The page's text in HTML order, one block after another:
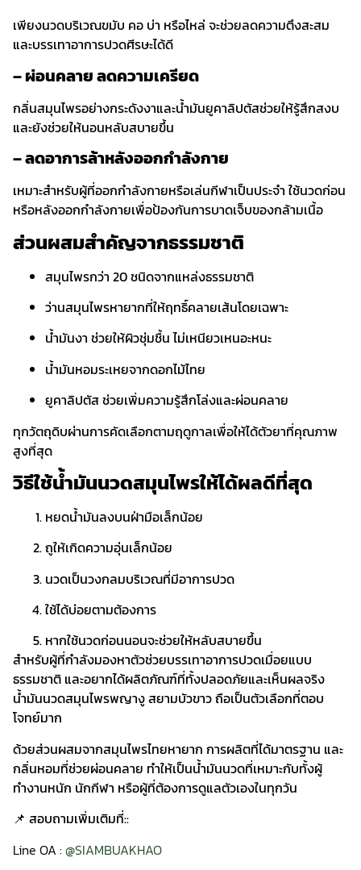
เพียงนวดบริเวณขมับ คอ บ่า หรือไหล่ จะช่วยลดความตึงสะสม
และบรรเทาอาการปวดศีรษะได้ดี
– ผ่อนคลาย ลดความเครียด
กลิ่นสมุนไพรอย่างกระดังงาและน้ำมันยูคาลิปตัสช่วยให้รู้สึกสงบ
และยังช่วยให้นอนหลับสบายขึ้น
– ลดอาการล้าหลังออกกำลังกาย
เหมาะสำหรับผู้ที่ออกกำลังกายหรือเล่นกีฬาเป็นประจำ ใช้นวดก่อน
หรือหลังออกกำลังกายเพื่อป้องกันการบาดเจ็บของกล้ามเนื้อ
ส่วนผสมสำคัญจากธรรมชาติ
สมุนไพรกว่า 20 ชนิดจากแหล่งธรรมชาติ
ว่านสมุนไพรหายากที่ให้ฤทธิ์คลายเส้นโดยเฉพาะ
น้ำมันงา ช่วยให้ผิวชุ่มชื้น ไม่เหนียวเหนอะหนะ
น้ำมันหอมระเหยจากดอกไม้ไทย
ยูคาลิปตัส ช่วยเพิ่มความรู้สึกโล่งและผ่อนคลาย
ทุกวัตถุดิบผ่านการคัดเลือกตามฤดูกาลเพื่อให้ได้ตัวยาที่คุณภาพ
สูงที่สุด
วิธีใช้น้ำมันนวดสมุนไพรให้ได้ผลดีที่สุด
หยดน้ำมันลงบนฝ่ามือเล็กน้อย
ถูให้เกิดความอุ่นเล็กน้อย
นวดเป็นวงกลมบริเวณที่มีอาการปวด
ใช้ได้บ่อยตามต้องการ
หากใช้นวดก่อนนอนจะช่วยให้หลับสบายขึ้น
สำหรับผู้ที่กำลังมองหาตัวช่วยบรรเทาอาการปวดเมื่อยแบบ
ธรรมชาติ และอยากได้ผลิตภัณฑ์ที่ทั้งปลอดภัยและเห็นผลจริง
น้ำมันนวดสมุนไพรพญางู สยามบัวขาวถือเป็นตัวเลือกที่ตอบ
โจทย์มาก
ด้วยส่วนผสมจากสมุนไพรไทยหายาก การผลิตที่ได้มาตรฐาน และ
กลิ่นหอมที่ช่วยผ่อนคลาย ทำให้เป็นน้ำมันนวดที่เหมาะกับทั้งผู้
ทำงานหนัก นักกีฬา หรือผู้ที่ต้องการดูแลตัวเองในทุกวัน
📌 สอบถามเพิ่มเติมที่::
Line OA : @SIAMBUAKHAO